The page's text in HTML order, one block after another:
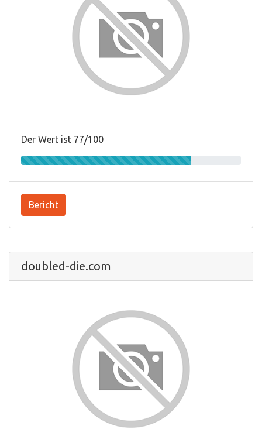
Der Wert ist 77/100
Bericht
doubled-die.com